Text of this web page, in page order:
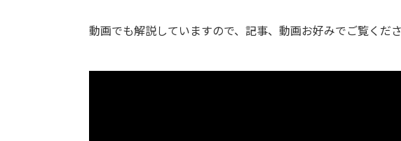
動画でも解説していますので、記事、動画お好みでご覧くださ